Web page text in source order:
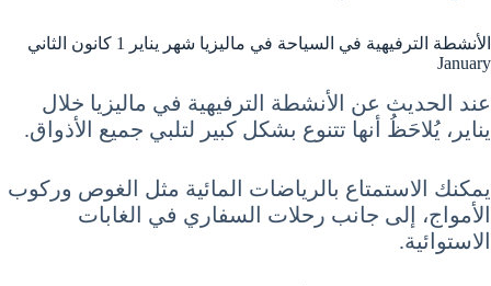
الأنشطة الترفيهية في السياحة في ماليزيا شهر يناير 1 كانون الثاني
January
عند الحديث عن الأنشطة الترفيهية في ماليزيا خلال
يناير، يُلاحَظُ أنها تتنوع بشكل كبير لتلبي جميع الأذواق.
يمكنك الاستمتاع بالرياضات المائية مثل الغوص وركوب
الأمواج، إلى جانب رحلات السفاري في الغابات
الاستوائية.